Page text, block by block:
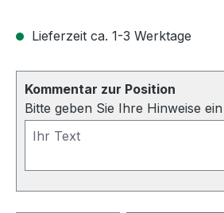
Lieferzeit ca. 1-3 Werktage
Kommentar zur Position
Bitte geben Sie Ihre Hinweise ein